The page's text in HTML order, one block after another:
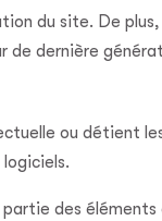
du site. De
de dernière
ou détient
des éléments